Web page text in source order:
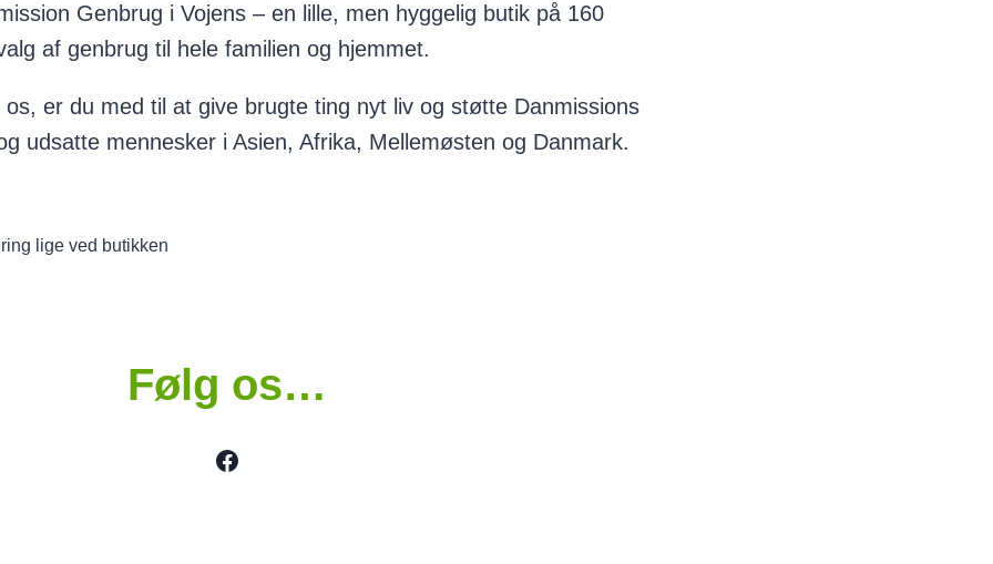
Genbrug i Vojens – en lille, men hyggelig butik på 160
af genbrug til hele familien og hjemmet.
er du med til at give brugte ting nyt liv og støtte Danmissions
udsatte mennesker i Asien, Afrika, Mellemøsten og Danmark.
lige ved butikken
Følg os…
Facebook